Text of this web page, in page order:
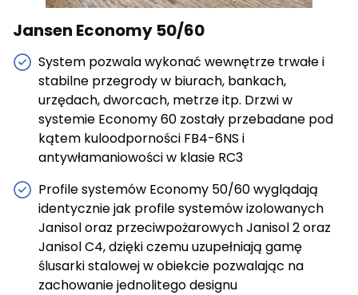
Odrzuć wszystkie
Zapisz moje preferencje
Akceptuj wszystkie
Jansen Economy 50/60
System pozwala wykonać wewnętrze trwałe i
stabilne przegrody w biurach, bankach,
urzędach, dworcach, metrze itp. Drzwi w
systemie Economy 60 zostały przebadane pod
kątem kuloodporności FB4-6NS i
antywłamaniowości w klasie RC3
Profile systemów Economy 50/60 wyglądają
identycznie jak profile systemów izolowanych
Janisol oraz przeciwpożarowych Janisol 2 oraz
Janisol C4, dzięki czemu uzupełniają gamę
ślusarki stalowej w obiekcie pozwalając na
zachowanie jednolitego designu